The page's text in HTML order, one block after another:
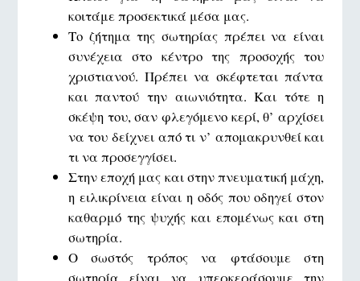
κοιτάμε προσεκτικά μέσα μας.
Το ζήτημα της σωτηρίας πρέπει να είναι
συνέχεια στο κέντρο της προσοχής του
χριστιανού. Πρέπει να σκέφτεται πάντα
και παντού την αιωνιότητα. Και τότε η
σκέψη του, σαν φλεγόμενο κερί, θ’ αρχίσει
να του δείχνει από τι ν’ απομακρυνθεί και
τι να προσεγγίσει.
Στην εποχή μας και στην πνευματική μάχη,
η ειλικρίνεια είναι η οδός που οδηγεί στον
καθαρμό της ψυχής και επομένως και στη
σωτηρία.
Ο σωστός τρόπος να φτάσουμε στη